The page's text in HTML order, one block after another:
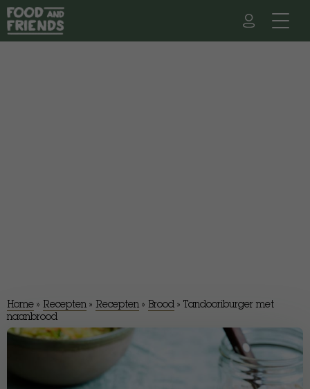
Home » Recepten » Recepten » Brood » Tandooriburger met
naanbrood